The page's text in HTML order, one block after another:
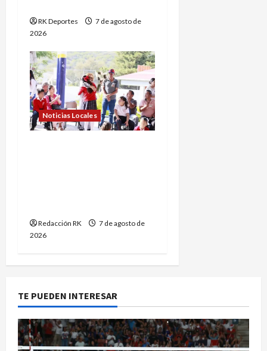
RK Deportes
7 de agosto de
2026
Noticias Locales
Redacción RK
7 de agosto de
2026
TE PUEDEN INTERESAR